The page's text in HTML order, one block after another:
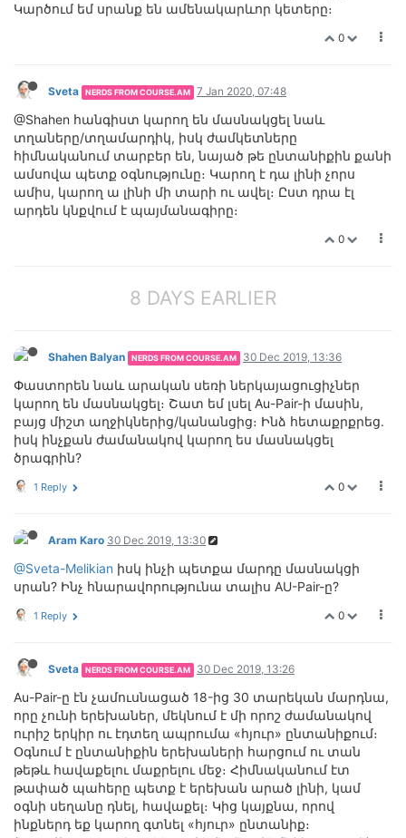
Կարծում եմ սրանք են ամենակարևոր կետերը։
0
Sveta NERDS FROM COURSE.AM 7 Jan 2020, 07:48
@Shahen հանգիստ կարող են մասնակցել նաև
տղաները/տղամարդիկ, իսկ ժամկետները
հիմնականում տարբեր են, նայած թե ընտանիքին քանի
ամսովա պետք օգնությունը։ Կարող է դա լինի չորս
ամիս, կարող ա լինի մի տարի ու ավել։ Ըստ դրա էլ
արդեն կնքվում է պայմանագիրը։
0
8 DAYS EARLIER
Shahen Balyan NERDS FROM COURSE.AM 30 Dec 2019, 13:36
Փաստորեն նաև արական սեռի ներկայացուցիչներ
կարող են մասնակցել։ Շատ եմ լսել Au-Pair-ի մասին,
բայց միշտ աղջիկներից/կանանցից։ Ինձ հետաքրքրեց.
իսկ ինչքան ժամանակով կարող ես մասնակցել
ծրագրին?
0
1 Reply
Aram Karo 30 Dec 2019, 13:30
@Sveta-Melikian իսկ ինչի պետքա մարդը մասնակցի
սրան? Ինչ հնարավորությունա տալիս AU-Pair-ը?
0
1 Reply
Sveta NERDS FROM COURSE.AM 30 Dec 2019, 13:26
Au-Pair-ը էն չամուսնացած 18-ից 30 տարեկան մարդնա,
որը չունի երեխաներ, մեկնում է մի որոշ ժամանակով
ուրիշ երկիր ու էդտեղ ապրումա «հյուր» ընտանիքում։
Օգնում է ընտանիքին երեխաների հարցում ու տան
թեթև հավաքելու մաքրելու մեջ։ Հիմնականում էտ
թափած պահերը պետք է երեխան արած լինի, կամ
օգնի սեղանը դնել, հավաքել։ Կից կայքնա, որով
ինքներդ եք կարող գտնել «հյուր» ընտանիք։